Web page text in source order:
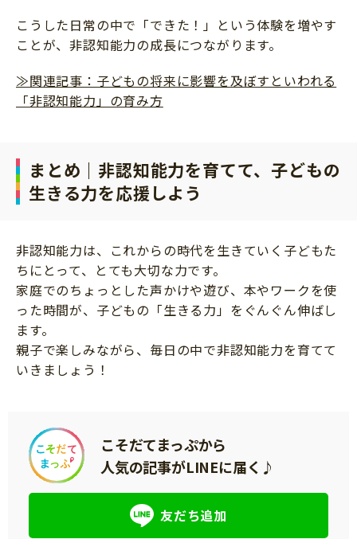
こうした日常の中で「できた！」という体験を増やす
ことが、非認知能力の成長につながります。
≫関連記事：子どもの将来に影響を及ぼすといわれる
「非認知能力」の育み方
まとめ｜非認知能力を育てて、子どもの
生きる力を応援しよう
非認知能力は、これからの時代を生きていく子どもた
ちにとって、とても大切な力です。
家庭でのちょっとした声かけや遊び、本やワークを使
った時間が、子どもの「生きる力」をぐんぐん伸ばし
ます。
親子で楽しみながら、毎日の中で非認知能力を育てて
いきましょう！
こそだてまっぷから
人気の記事がLINEに届く♪
友だち追加